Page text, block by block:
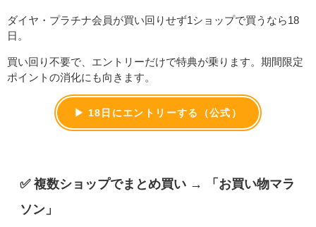
ダイヤ・プラチナ会員が買い回りせず1ショップで買うなら18
日。
買い回り不要で、エントリーだけで特典が乗ります。期間限定
ポイントの消化にも向きます。
▶ 18日にエントリーする（公式）
✅ 複数ショップでまとめ買い → 「お買い物マラ
ソン」